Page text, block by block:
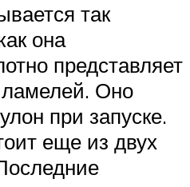
так
она
представляет
ламелей. Оно
при запуске.
еще из двух